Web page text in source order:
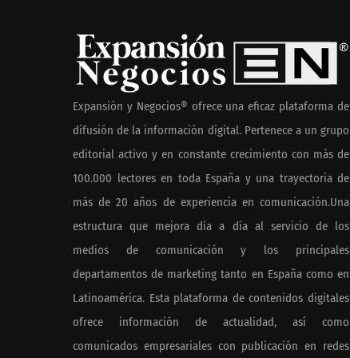
En el Día de la Cerveza,
Grupo Modelo celebra a la
cerveza como la bebida que
el mundo elige para
reunirse: 7 de cada 10 la
Expansión y Negocios® ofrece una eficaz plataforma de
difusión de la información digital. Pertenece a un grupo
editorial activo y en constante crecimiento con más de
100.000 lectores en toda España y una trayectoria de
más de 20 años de experiencia en comunicación.Una
estructura que mejora día a día al servicio de los
medios de comunicación y los principales
departamentos de marketing tanto en España como en
Latinoamérica. Esta plataforma de contenidos digitales
ofrece información de actualidad, así como
comunicados empresariales con publicación en redes